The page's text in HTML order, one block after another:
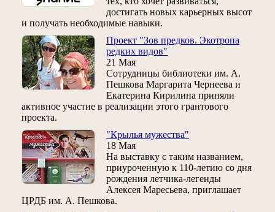
достигать новых карьерных высот
и получать необходимые навыки.
Проект "Зов предков. Экотропа
редких видов"
21 Мая
Сотрудницы библиотеки им. А.
Пешкова Маргарита Чернеева и
Екатерина Кирилина приняли
активное участие в реализации этого грантового
проекта.
"Крылья мужества"
18 Мая
На выставку с таким названием,
приуроченную к 110-летию со дня
рождения летчика-легенды
Алексея Маресьева, приглашает
ЦРДБ им. А. Пешкова.